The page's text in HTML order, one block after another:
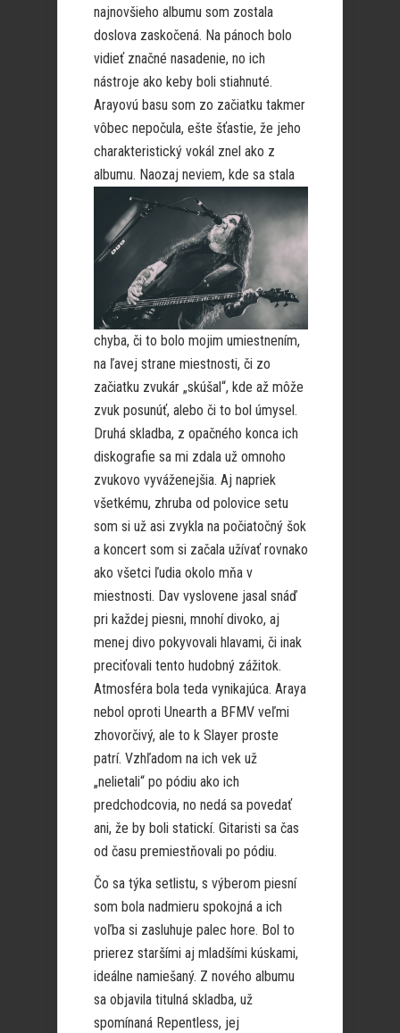
najnovšieho albumu som zostala
doslova zaskočená. Na pánoch bolo
vidieť značné nasadenie, no ich
nástroje ako keby boli stiahnuté.
Arayovú basu som zo začiatku takmer
vôbec nepočula, ešte šťastie, že jeho
charakteristický vokál znel ako z
albumu. Naozaj neviem, kde sa stala
chyba, či to bolo mojim umiestnením,
na ľavej strane miestnosti, či zo
začiatku zvukár „skúšal“, kde až môže
zvuk posunúť, alebo či to bol úmysel.
Druhá skladba, z opačného konca ich
diskografie sa mi zdala už omnoho
zvukovo vyváženejšia. Aj napriek
všetkému, zhruba od polovice setu
som si už asi zvykla na počiatočný šok
a koncert som si začala užívať rovnako
ako všetci ľudia okolo mňa v
miestnosti. Dav vyslovene jasal snáď
pri každej piesni, mnohí divoko, aj
menej divo pokyvovali hlavami, či inak
preciťovali tento hudobný zážitok.
Atmosféra bola teda vynikajúca. Araya
nebol oproti Unearth a BFMV veľmi
zhovorčivý, ale to k Slayer proste
patrí. Vzhľadom na ich vek už
„nelietali“ po pódiu ako ich
predchodcovia, no nedá sa povedať
ani, že by boli statickí. Gitaristi sa čas
od času premiestňovali po pódiu.
Čo sa týka setlistu, s výberom piesní
som bola nadmieru spokojná a ich
voľba si zasluhuje palec hore. Bol to
prierez staršími aj mladšími kúskami,
ideálne namiešaný. Z nového albumu
sa objavila titulná skladba, už
spomínaná Repentless, jej